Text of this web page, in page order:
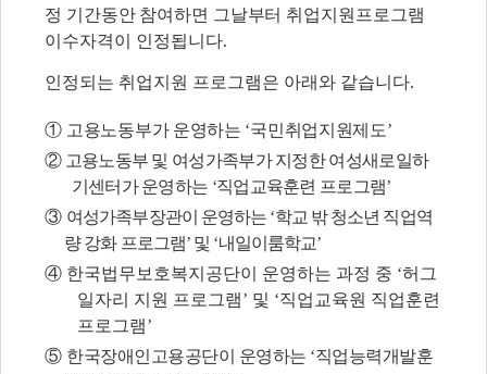
정 기간동안 참여하면 그날부터 취업지원프로그램
이수자격이 인정됩니다.
인정되는 취업지원 프로그램은 아래와 같습니다.
① 고용노동부가 운영하는 ‘국민취업지원제도’
② 고용노동부 및 여성가족부가 지정한 여성새로일하
기센터가 운영하는 ‘직업교육훈련 프로그램’
③ 여성가족부장관이 운영하는 ‘학교 밖 청소년 직업역
량 강화 프로그램’ 및 ‘내일이룸학교’
④ 한국법무보호복지공단이 운영하는 과정 중 ‘허그
일자리 지원 프로그램’ 및 ‘직업교육원 직업훈련
프로그램’
⑤ 한국장애인고용공단이 운영하는 ‘직업능력개발훈